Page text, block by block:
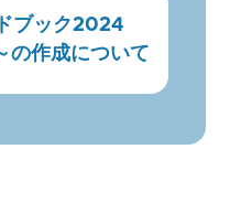
ブック2024
の作成について